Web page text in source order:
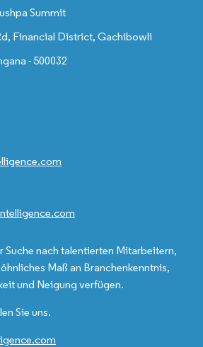
Summit
Financial District, Gachibowli
- 500032
Suche nach talentierten Mitarbeitern,
Maß an Branchenkenntnis,
und Neigung verfügen.
Sie uns.